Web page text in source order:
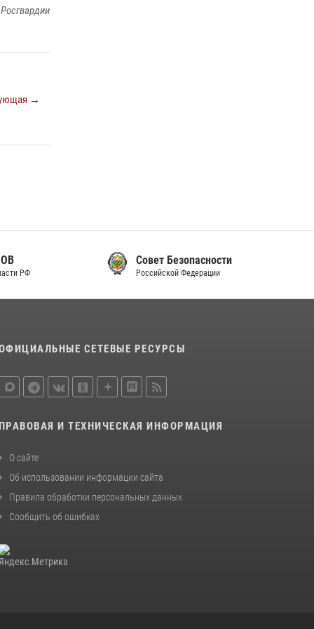
→
Совет Безопасности
Российской Федерации
СЕТЕВЫЕ РЕСУРСЫ
ПРАВОВАЯ И ТЕХНИЧЕСКАЯ ИНФОРМАЦИЯ
О сайте
Об использовании информации сайта
Правила обработки персональных данных
Сообщить об ошибках